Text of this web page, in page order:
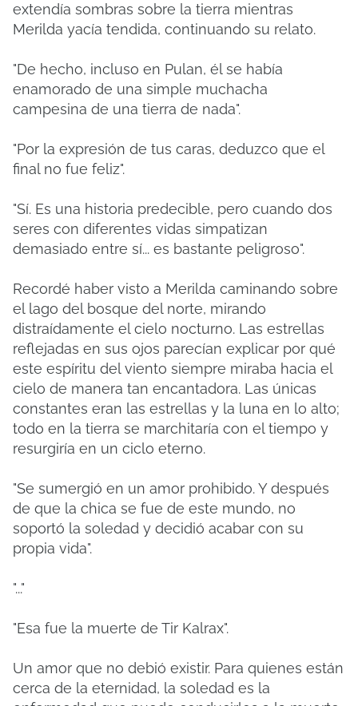
extendía sombras sobre la tierra mientras
Merilda yacía tendida, continuando su relato.
"De hecho, incluso en Pulan, él se había
enamorado de una simple muchacha
campesina de una tierra de nada".
"Por la expresión de tus caras, deduzco que el
final no fue feliz".
"Sí. Es una historia predecible, pero cuando dos
seres con diferentes vidas simpatizan
demasiado entre sí... es bastante peligroso".
Recordé haber visto a Merilda caminando sobre
el lago del bosque del norte, mirando
distraídamente el cielo nocturno. Las estrellas
reflejadas en sus ojos parecían explicar por qué
este espíritu del viento siempre miraba hacia el
cielo de manera tan encantadora. Las únicas
constantes eran las estrellas y la luna en lo alto;
todo en la tierra se marchitaría con el tiempo y
resurgiría en un ciclo eterno.
"Se sumergió en un amor prohibido. Y después
de que la chica se fue de este mundo, no
soportó la soledad y decidió acabar con su
propia vida".
"..."
"Esa fue la muerte de Tir Kalrax".
Un amor que no debió existir. Para quienes están
cerca de la eternidad, la soledad es la